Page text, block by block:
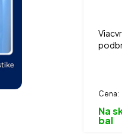
Cena:
Na
bal